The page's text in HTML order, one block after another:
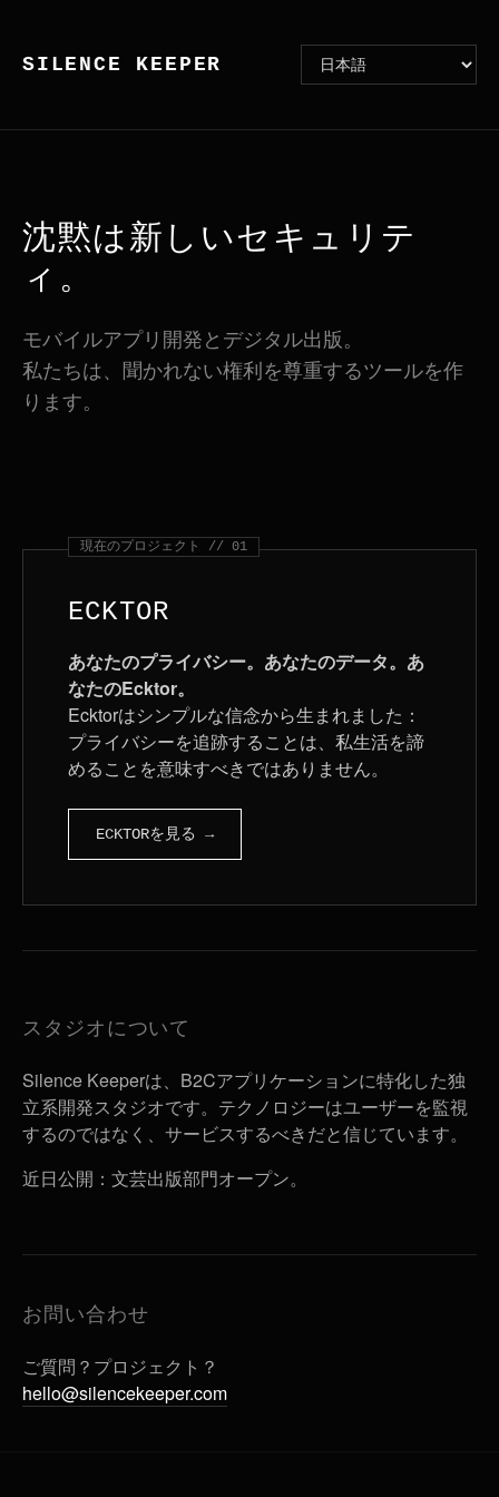
SILENCE KEEPER
沈黙は新しいセキュリテ
ィ。
モバイルアプリ開発とデジタル出版。
私たちは、聞かれない権利を尊重するツールを作
ります。
現在のプロジェクト // 01
ECKTOR
あなたのプライバシー。あなたのデータ。あ
なたのEcktor。
Ecktorはシンプルな信念から生まれました：
プライバシーを追跡することは、私生活を諦
めることを意味すべきではありません。
ECKTORを見る →
スタジオについて
Silence Keeperは、B2Cアプリケーションに特化した独
立系開発スタジオです。テクノロジーはユーザーを監視
するのではなく、サービスするべきだと信じています。
近日公開：文芸出版部門オープン。
お問い合わせ
ご質問？プロジェクト？
hello@silencekeeper.com